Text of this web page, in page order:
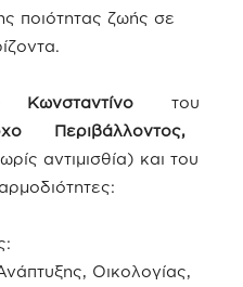
ποιότητας ζωής σε
Κωνσταντίνο του
Περιβάλλοντος,
αντιμισθία) και του
Οικολογίας,